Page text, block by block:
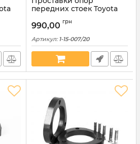
передних стоек Toyota
15-007/20)
990,00 грн
Артикул: 1-15-007/20